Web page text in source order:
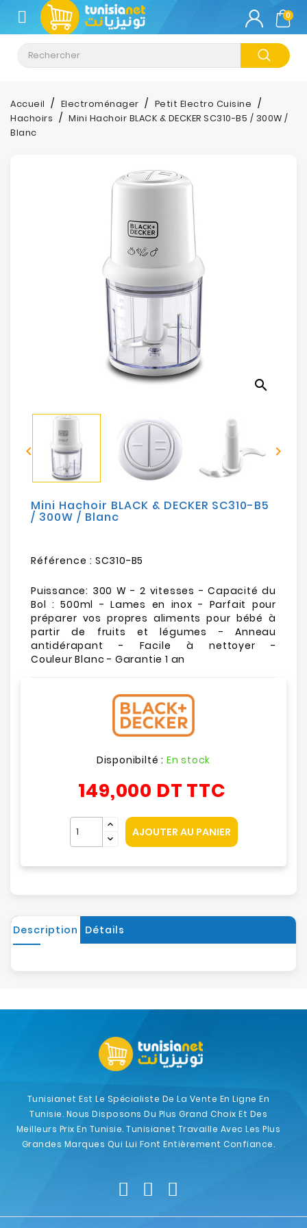
CATÉGORIE
Climatisation
Informatique
Téléphonie
Sécurité
Mobilités
Loisirs
0
Accueil Electroménager
Petit Electro Cuisine
Hachoirs
Mini Hachoir BLACK & DECKER SC310-B5 / 300W /
Blanc
search
 
Mini Hachoir BLACK & DECKER SC310-B5
/ 300W / Blanc
Référence : SC310-B5
Puissance: 300 W - 2 vitesses - Capacité du
Bol : 500ml - Lames en inox - Parfait pour
préparer vos propres aliments pour bébé à
partir de fruits et légumes - Anneau
antidérapant - Facile à nettoyer -
Couleur Blanc - Garantie 1 an
Disponibilté : En stock
149,000 DT TTC
AJOUTER AU PANIER
Description Détails
Tunisianet Est Le Spécialiste De La Vente En Ligne En
Tunisie. Nous Disposons Du Plus Grand Choix Et Des
Meilleurs Prix En Tunisie. Tunisianet Travaille Avec Les Plus
Grandes Marques Qui Lui Font Entièrement Confiance.